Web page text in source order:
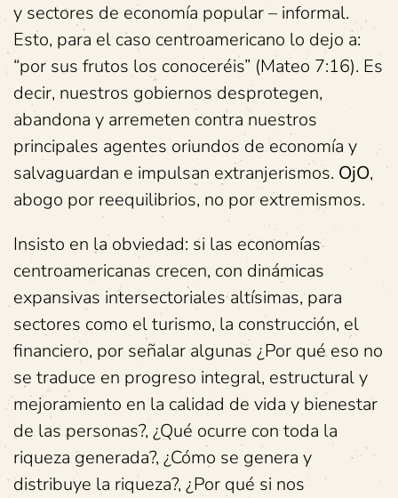
y sectores de economía popular – informal.
Esto, para el caso centroamericano lo dejo a:
“por sus frutos los conoceréis” (Mateo 7:16). Es
decir, nuestros gobiernos desprotegen,
abandona y arremeten contra nuestros
principales agentes oriundos de economía y
salvaguardan e impulsan extranjerismos. OjO,
abogo por reequilibrios, no por extremismos.
Insisto en la obviedad: si las economías
centroamericanas crecen, con dinámicas
expansivas intersectoriales altísimas, para
sectores como el turismo, la construcción, el
financiero, por señalar algunas ¿Por qué eso no
se traduce en progreso integral, estructural y
mejoramiento en la calidad de vida y bienestar
de las personas?, ¿Qué ocurre con toda la
riqueza generada?, ¿Cómo se genera y
distribuye la riqueza?, ¿Por qué si nos